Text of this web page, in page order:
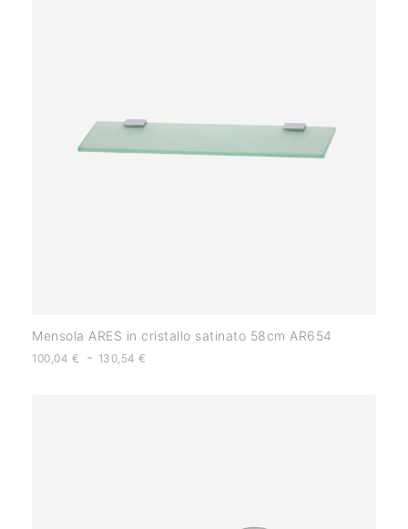
Mensola ARES in cristallo satinato 58cm AR654
100,04 € - 130,54€